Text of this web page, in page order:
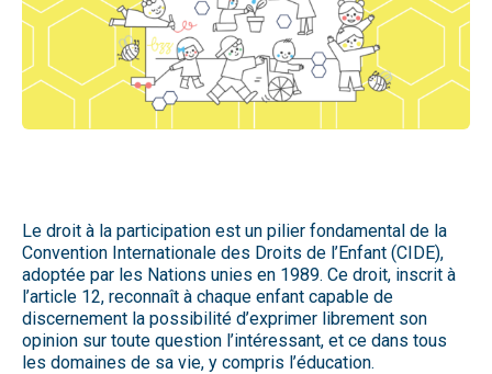
Le droit à la participation est un pilier fondamental de la
Convention Internationale des Droits de l’Enfant (CIDE),
adoptée par les Nations unies en 1989. Ce droit, inscrit à
l’article 12, reconnaît à chaque enfant capable de
discernement la possibilité d’exprimer librement son
opinion sur toute question l’intéressant, et ce dans tous
les domaines de sa vie, y compris l’éducation.